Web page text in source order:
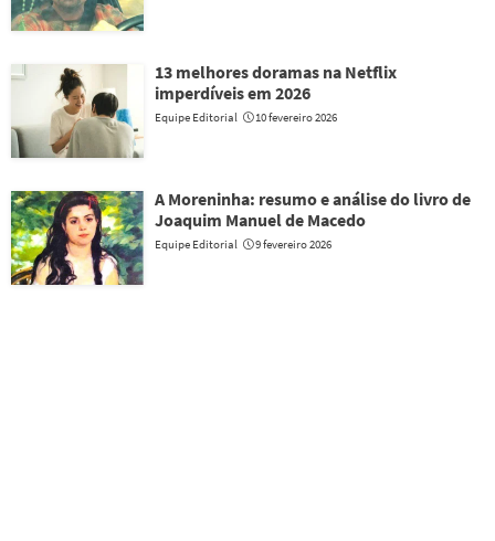
13 melhores doramas na Netflix
imperdíveis em 2026
Equipe Editorial 10 fevereiro 2026
A Moreninha: resumo e análise do livro de
Joaquim Manuel de Macedo
Equipe Editorial 9 fevereiro 2026